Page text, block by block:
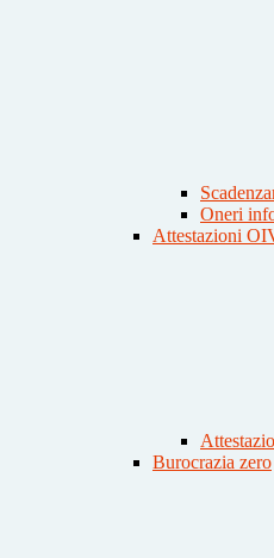
Oneri
Attestazioni
Burocrazia zero